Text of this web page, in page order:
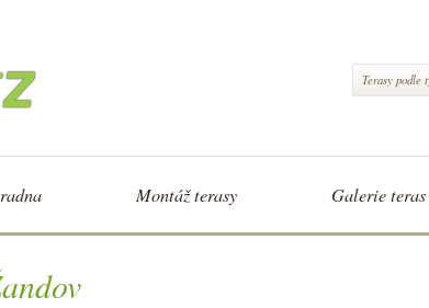
Terasy podle
Montáž terasy Galerie teras